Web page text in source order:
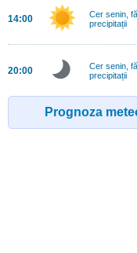
14:00
Cer senin,
precipitații
20:00
Cer senin,
precipitații
Prognoza